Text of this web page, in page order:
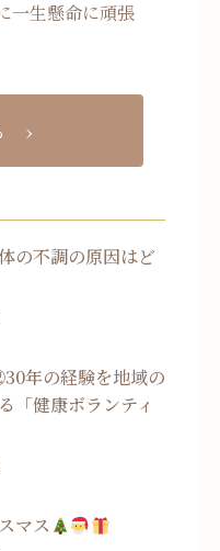
一生懸命に頑張
の不調の原因はど
30年の経験を地域の
「健康ボランティ
マス